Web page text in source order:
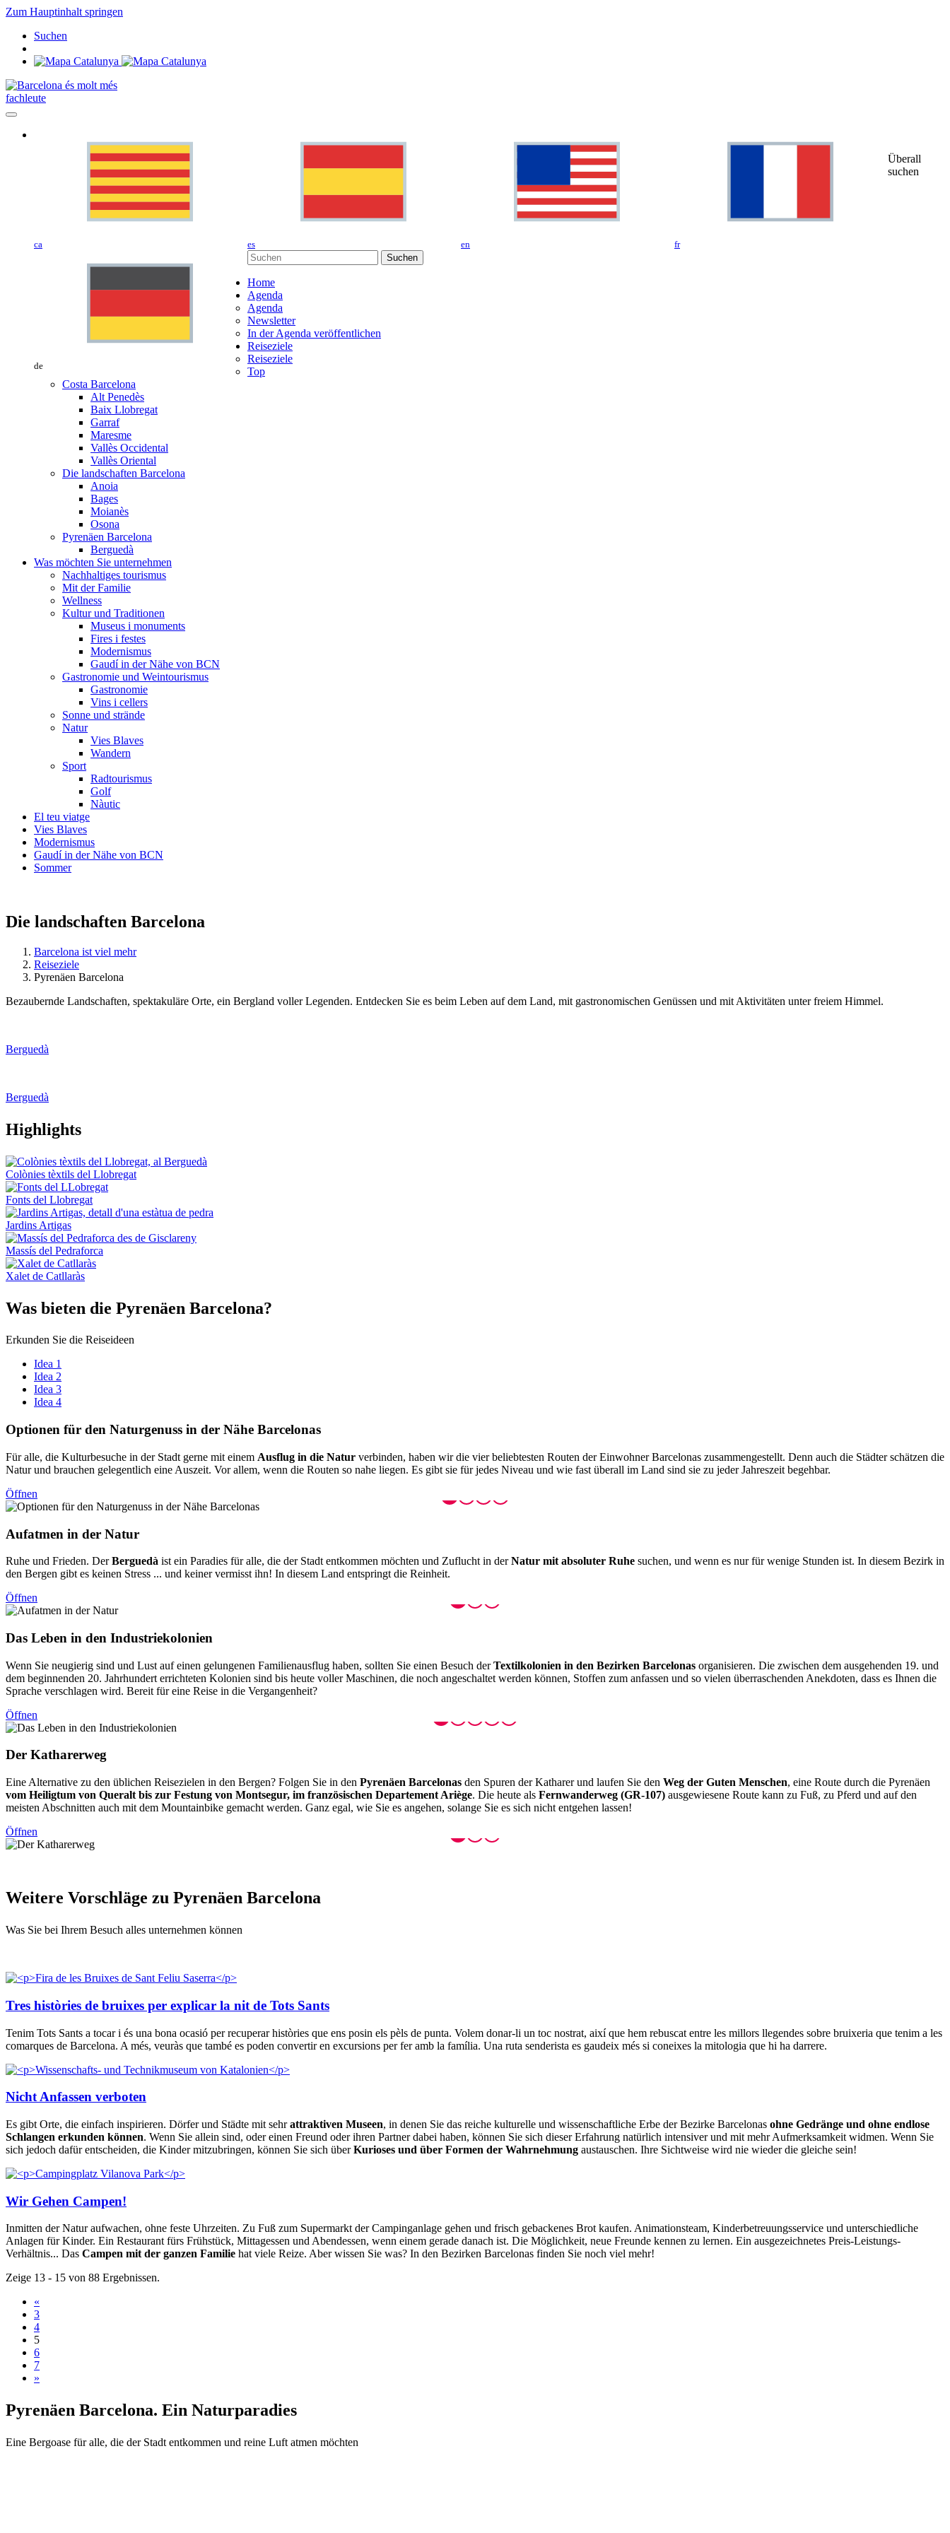
Zum Hauptinhalt springen
Suchen
fachleute
ca es en fr
de
Überall
suchen
Suchen
Home
Agenda
Agenda
Newsletter
In der Agenda veröffentlichen
Reiseziele
Reiseziele
Top
Costa Barcelona
Alt Penedès
Baix Llobregat
Garraf
Maresme
Vallès Occidental
Vallès Oriental
Die landschaften Barcelona
Anoia
Bages
Moianès
Osona
Pyrenäen Barcelona
Berguedà
Was möchten Sie unternehmen
Nachhaltiges tourismus
Mit der Familie
Wellness
Kultur und Traditionen
Museus i monuments
Fires i festes
Modernismus
Gaudí in der Nähe von BCN
Gastronomie und Weintourismus
Gastronomie
Vins i cellers
Sonne und strände
Natur
Vies Blaves
Wandern
Sport
Radtourismus
Golf
Nàutic
El teu viatge
Vies Blaves
Modernismus
Gaudí in der Nähe von BCN
Sommer
Die landschaften Barcelona
Barcelona ist viel mehr
Reiseziele
Pyrenäen Barcelona
Bezaubernde Landschaften, spektakuläre Orte, ein Bergland voller Legenden. Entdecken Sie es beim Leben auf dem Land, mit gastronomischen Genüssen und mit Aktivitäten unter freiem Himmel.
Berguedà
Berguedà
Highlights
Colònies tèxtils del Llobregat
Fonts del Llobregat
Jardins Artigas
Massís del Pedraforca
Xalet de Catllaràs
Was bieten die Pyrenäen Barcelona?
Erkunden Sie die Reiseideen
Idea 1
Idea 2
Idea 3
Idea 4
Optionen für den Naturgenuss in der Nähe Barcelonas
Für alle, die Kulturbesuche in der Stadt gerne mit einem Ausflug in die Natur verbinden, haben wir die vier beliebtesten Routen der Einwohner Barcelonas zusammengestellt. Denn auch die Städter schätzen die
Natur und brauchen gelegentlich eine Auszeit. Vor allem, wenn die Routen so nahe liegen. Es gibt sie für jedes Niveau und wie fast überall im Land sind sie zu jeder Jahreszeit begehbar.
Öffnen
Aufatmen in der Natur
Ruhe und Frieden. DerBerguedà ist ein Paradies für alle, die der Stadt entkommen möchten und Zuflucht in derNatur mit absoluter Ruhe suchen, und wenn es nur für wenige Stunden ist. In diesem Bezirk in
den Bergen gibt es keinen Stress ... und keiner vermisst ihn! In diesem Land entspringt die Reinheit.
Öffnen
Das Leben in den Industriekolonien
Wenn Sie neugierig sind und Lust auf einen gelungenen Familienausflug haben, sollten Sie einen Besuch derTextilkolonien in den Bezirken Barcelonas organisieren. Die zwischen dem ausgehenden 19. und
dem beginnenden 20. Jahrhundert errichteten Kolonien sind bis heute voller Maschinen, die noch angeschaltet werden können, Stoffen zum anfassen und so vielen überraschenden Anekdoten, dass es Ihnen die
Sprache verschlagen wird. Bereit für eine Reise in die Vergangenheit?
Öffnen
Der Katharerweg
Eine Alternative zu den üblichen Reisezielen in den Bergen? Folgen Sie in den Pyrenäen Barcelonas den Spuren der Katharer und laufen Sie den Weg der Guten Menschen, eine Route durch die Pyrenäen
vom Heiligtum von Queralt bis zur Festung von Montsegur, im französischen Departement Ariège. Die heute als Fernwanderweg (GR-107) ausgewiesene Route kann zu Fuß, zu Pferd und auf den
meisten Abschnitten auch mit dem Mountainbike gemacht werden. Ganz egal, wie Sie es angehen, solange Sie es sich nicht entgehen lassen!
Öffnen
Weitere Vorschläge zu Pyrenäen Barcelona
Was Sie bei Ihrem Besuch alles unternehmen können
Tres històries de bruixes per explicar la nit de Tots Sants
Tenim Tots Sants a tocar i és una bona ocasió per recuperar històries que ens posin els pèls de punta. Volem donar-li un toc nostrat, així que hem rebuscat entre les millors llegendes sobre bruixeria que tenim a les
comarques de Barcelona. A més, veuràs que també es poden convertir en excursions per fer amb la família. Una ruta senderista es gaudeix més si coneixes la mitologia que hi ha darrere.
Nicht Anfassen verboten
Es gibt Orte, die einfach inspirieren. Dörfer und Städte mit sehrattraktiven Museen, in denen Sie das reiche kulturelle und wissenschaftliche Erbe der Bezirke Barcelonas ohne Gedränge und ohne endlose
Schlangen erkunden können. Wenn Sie allein sind, oder einen Freund oder ihren Partner dabei haben, können Sie sich dieser Erfahrung natürlich intensiver und mit mehr Aufmerksamkeit widmen. Wenn Sie
sich jedoch dafür entscheiden, die Kinder mitzubringen, können Sie sich überKurioses und über Formen der Wahrnehmung austauschen. Ihre Sichtweise wird nie wieder die gleiche sein!
Wir Gehen Campen!
Inmitten der Natur aufwachen, ohne feste Uhrzeiten. Zu Fuß zum Supermarkt der Campinganlage gehen und frisch gebackenes Brot kaufen. Animationsteam, Kinderbetreuungsservice und unterschiedliche
Anlagen für Kinder. Ein Restaurant fürs Frühstück, Mittagessen und Abendessen, wenn einem gerade danach ist. Die Möglichkeit, neue Freunde kennen zu lernen. Ein ausgezeichnetes Preis-Leistungs-
Verhältnis... Das Campen mit der ganzen Familie hat viele Reize. Aber wissen Sie was? In den Bezirken Barcelonas finden Sie noch viel mehr!
Zeige 13 - 15 von 88 Ergebnissen.
«
3
4
5
6
7
»
Pyrenäen Barcelona. Ein Naturparadies
Eine Bergoase für alle, die der Stadt entkommen und reine Luft atmen möchten